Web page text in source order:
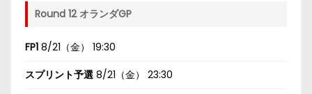
Round 12 オランダGP
FP1 8/21（金） 19:30
スプリント予選 8/21（金） 23:30